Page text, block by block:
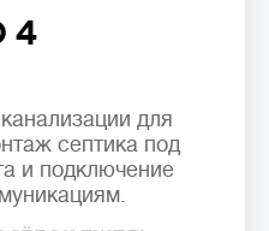
4
для
септика под
и подключение